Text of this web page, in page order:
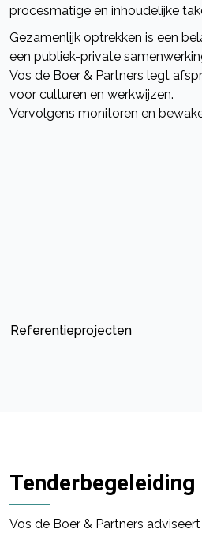
procesmatige en inhoudelijke
Gezamenlijk optrekken is een
een publiek-private
Vos de Boer & Partners legt
voor culturen en werkwijzen.
Vervolgens monitoren en
Referentieprojecten
Tenderbegeleiding
Vos de Boer & Partners